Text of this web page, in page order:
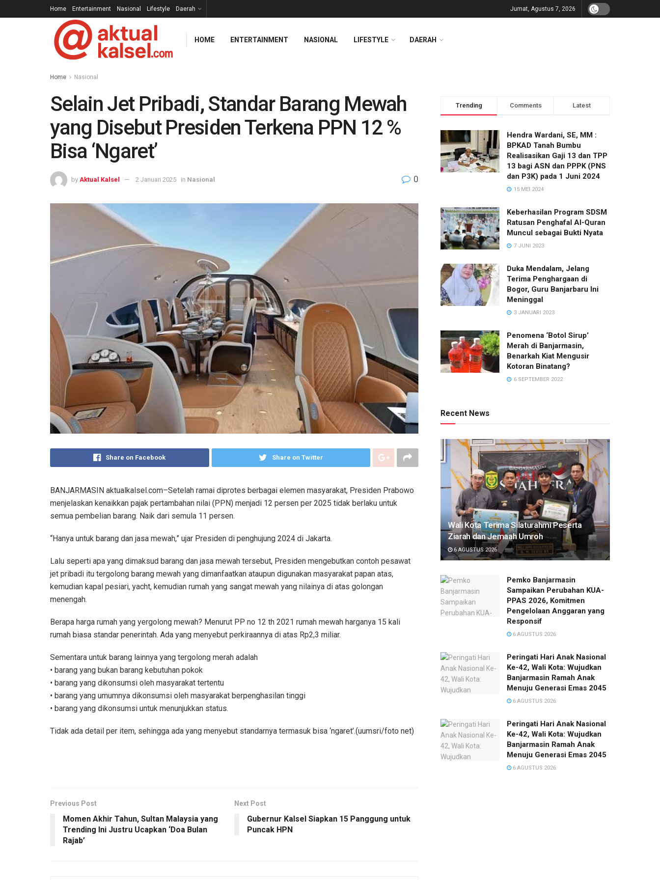
Home Entertainment Nasional Lifestyle Daerah Jumat, Agustus 7, 2026
HOME ENTERTAINMENT NASIONAL LIFESTYLE DAERAH
Home Nasional
Selain Jet Pribadi, Standar Barang Mewah
yang Disebut Presiden Terkena PPN 12 %
Bisa ‘Ngaret’
by Aktual Kalsel 2 Januari 2025 in Nasional 0
Share on Facebook Share on Twitter
BANJARMASIN aktualkalsel.com–Setelah ramai diprotes berbagai elemen masyarakat, Presiden Prabowo
menjelaskan kenaikkan pajak pertambahan nilai (PPN) menjadi 12 persen per 2025 tidak berlaku untuk
semua pembelian barang. Naik dari semula 11 persen.
“Hanya untuk barang dan jasa mewah,” ujar Presiden di penghujung 2024 di Jakarta.
Lalu seperti apa yang dimaksud barang dan jasa mewah tersebut, Presiden mengebutkan contoh pesawat
jet pribadi itu tergolong barang mewah yang dimanfaatkan ataupun digunakan masyarakat papan atas,
kemudian kapal pesiari, yacht, kemudian rumah yang sangat mewah yang nilainya di atas golongan
menengah.
Berapa harga rumah yang yergolong mewah? Menurut PP no 12 th 2021 rumah mewah harganya 15 kali
rumah biasa standar penerintah. Ada yang menyebut perkiraannya di atas Rp2,3 miliar.
Sementara untuk barang lainnya yang tergolong merah adalah
• barang yang bukan barang kebutuhan pokok
• barang yang dikonsumsi oleh masyarakat tertentu
• barang yang umumnya dikonsumsi oleh masyarakat berpenghasilan tinggi
• barang yang dikonsumsi untuk menunjukkan status.
Tidak ada detail per item, sehingga ada yang menyebut standarnya termasuk bisa ‘ngaret’.(uumsri/foto net)
Previous Post
Momen Akhir Tahun, Sultan Malaysia yang
Trending Ini Justru Ucapkan ‘Doa Bulan
Rajab’
Next Post
Gubernur Kalsel Siapkan 15 Panggung untuk
Puncak HPN
Trending Comments Latest
Hendra Wardani, SE, MM :
BPKAD Tanah Bumbu
Realisasikan Gaji 13 dan TPP
13 bagi ASN dan PPPK (PNS
dan P3K) pada 1 Juni 2024
15 MEI 2024
Keberhasilan Program SDSM
Ratusan Penghafal Al-Quran
Muncul sebagai Bukti Nyata
7 JUNI 2023
Duka Mendalam, Jelang
Terima Penghargaan di
Bogor, Guru Banjarbaru Ini
Meninggal
3 JANUARI 2023
Penomena ‘Botol Sirup’
Merah di Banjarmasin,
Benarkah Kiat Mengusir
Kotoran Binatang?
6 SEPTEMBER 2022
Recent News
Wali Kota Terima Silaturahmi Peserta
Ziarah dan Jemaah Umroh
6 AGUSTUS 2026
Pemko Banjarmasin
Sampaikan Perubahan KUA-
PPAS 2026, Komitmen
Pengelolaan Anggaran yang
Responsif
6 AGUSTUS 2026
Peringati Hari Anak Nasional
Ke-42, Wali Kota: Wujudkan
Banjarmasin Ramah Anak
Menuju Generasi Emas 2045
6 AGUSTUS 2026
Peringati Hari Anak Nasional
Ke-42, Wali Kota: Wujudkan
Banjarmasin Ramah Anak
Menuju Generasi Emas 2045
6 AGUSTUS 2026